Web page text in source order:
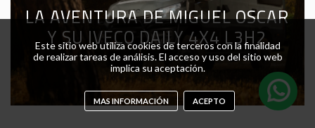
LA AVENTURA DE MIGUEL OSCAR
Y SU IVECO DAILY 4X4 L3H2
Este sitio web utiliza cookies de terceros con la finalidad
de realizar tareas de análisis. El acceso y uso del sitio web
implica su aceptación.
MAS INFORMACIÓN ACEPTO